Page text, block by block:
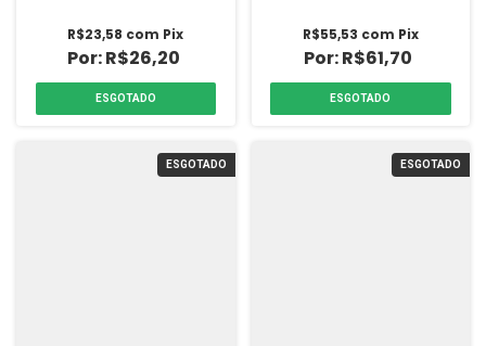
R$26,20
R$23,58 com Pix
ESGOTADO
R$61,70
R$55,53 com Pix
ESGOTADO
ESGOTADO ESGOTADO